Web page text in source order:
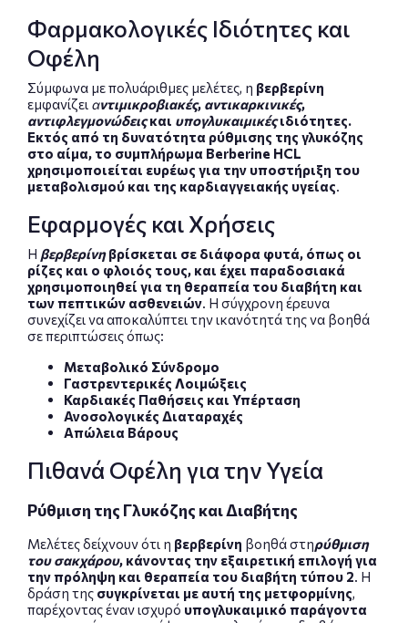
Φαρμακολογικές Ιδιότητες και
Οφέλη
Σύμφωνα με πολυάριθμες μελέτες, η βερβερίνη
εμφανίζει αντιμικροβιακές, αντικαρκινικές,
αντιφλεγμονώδειςκαι υπογλυκαιμικέςιδιότητες.
Εκτός από τη δυνατότητα ρύθμισης της γλυκόζης
στο αίμα, το συμπλήρωμα Berberine HCL
χρησιμοποιείται ευρέως για την υποστήριξη του
μεταβολισμού και της καρδιαγγειακής υγείας.
Εφαρμογές και Χρήσεις
Η βερβερίνηβρίσκεται σε διάφορα φυτά, όπως οι
ρίζες και ο φλοιός τους, και έχει παραδοσιακά
χρησιμοποιηθεί για τη θεραπεία του διαβήτη και
των πεπτικών ασθενειών. Η σύγχρονη έρευνα
συνεχίζει να αποκαλύπτει την ικανότητά της να βοηθά
σε περιπτώσεις όπως:
Μεταβολικό Σύνδρομο
Γαστρεντερικές Λοιμώξεις
Καρδιακές Παθήσεις και Υπέρταση
Ανοσολογικές Διαταραχές
Απώλεια Βάρους
Πιθανά Οφέλη για την Υγεία
Ρύθμιση της Γλυκόζης και Διαβήτης
Μελέτες δείχνουν ότι η βερβερίνη βοηθά στηρύθμιση
του σακχάρου, κάνοντας την εξαιρετική επιλογή για
την πρόληψη και θεραπεία του διαβήτη τύπου 2. Η
δράση της συγκρίνεται με αυτή της μετφορμίνης,
παρέχοντας έναν ισχυρό υπογλυκαιμικό παράγοντα